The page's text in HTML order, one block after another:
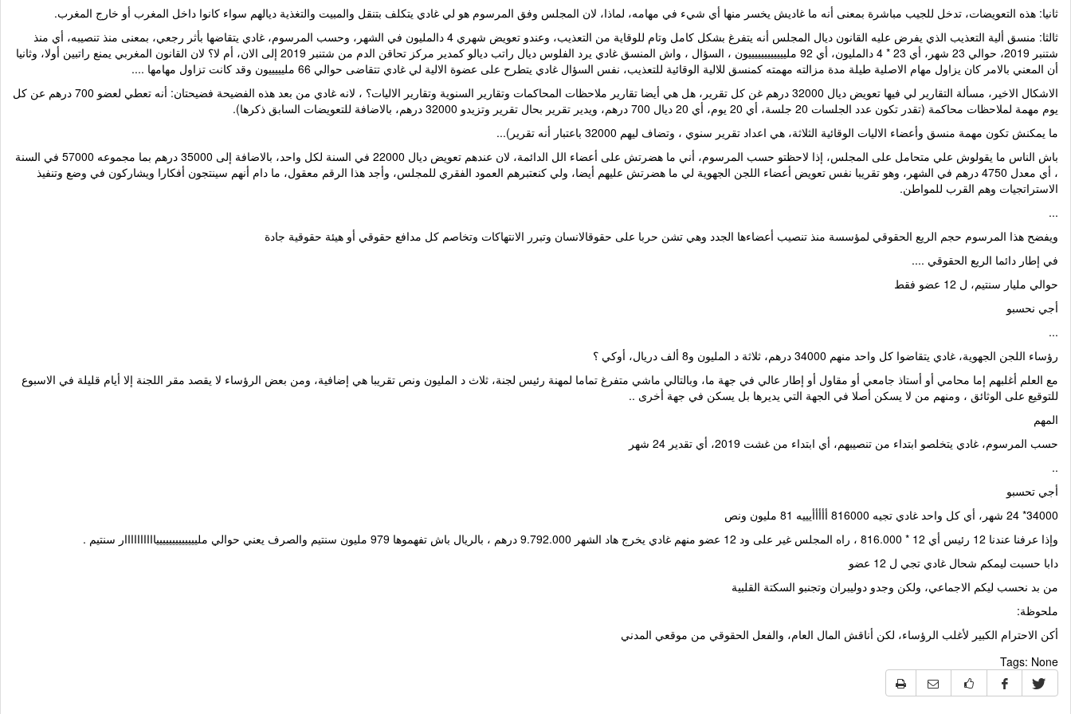
ثانيا: هذه التعويضات، تدخل للجيب مباشرة بمعنى أنه ما غاديش يخسر منها أي شيء في مهامه، لماذا، لان المجلس وفق المرسوم هو لي غادي يتكلف بتنقل والمبيت والتغذية ديالهم سواء كانوا داخل المغرب أو خارج المغرب.
ثالثا: منسق ألية التعذيب الذي يفرض عليه القانون ديال المجلس أنه يتفرغ بشكل كامل وتام للوقاية من التعذيب، وعندو تعويض شهري 4 دالمليون في الشهر، وحسب المرسوم، غادي يتقاضها بأثر رجعي، بمعنى منذ تنصيبه، أي منذ
شتنبر 2019، حوالي 23 شهر، أي 23 * 4 دالمليون، أي 92 ملييييييييييييون ، السؤال ، واش المنسق غادي يرد الفلوس ديال راتب ديالو كمدير مركز تحاقن الدم من شتنبر 2019 إلى الان، أم لا؟ لان القانون المغربي يمنع راتبين أولا، وثانيا
أن المعني بالامر كان يزاول مهام الاصلية طيلة مدة مزالته مهمته كمنسق للالية الوقائية للتعذيب، نفس السؤال غادي يتطرح على عضوة الالية لي غادي تتقاضى حوالي 66 مليييييون وقد كانت تزاول مهامها ....
الاشكال الاخير، مسألة التقارير لي فيها تعويض ديال 32000 درهم غن كل تقرير، هل هي أيضا تقارير ملاحظات المحاكمات وتقارير السنوية وتقارير الاليات؟ ، لانه غادي من بعد هذه الفضيحة فضيحتان: أنه تعطي لعضو 700 درهم عن كل
يوم مهمة لملاحظات محاكمة (تقدر تكون عدد الجلسات 20 جلسة، أي 20 يوم، أي 20 ديال 700 درهم، ويدير تقرير بحال تقرير وتزيدو 32000 درهم، بالاضافة للتعويضات السابق ذكرها).
ما يمكنش تكون مهمة منسق وأعضاء الاليات الوقائية الثلاثة، هي اعداد تقرير سنوي ، وتضاف ليهم 32000 باعتبار أنه تقرير)...
باش الناس ما يقولوش علي متحامل على المجلس، إذا لاحظتو حسب المرسوم، أني ما هضرتش على أعضاء الل الدائمة، لان عندهم تعويض ديال 22000 في السنة لكل واحد، بالاضافة إلى 35000 درهم بما مجموعه 57000 في السنة
، أي معدل 4750 درهم في الشهر، وهو تقريبا نفس تعويض أعضاء اللجن الجهوية لي ما هضرتش عليهم أيضا، ولي كنعتبرهم العمود الفقري للمجلس، وأجد هذا الرقم معقول، ما دام أنهم سينتجون أفكارا ويشاركون في وضع وتنفيذ
الاستراتجيات وهم القرب للمواطن.
...
ويفضح هذا المرسوم حجم الريع الحقوقي لمؤسسة منذ تنصيب أعضاءها الجدد وهي تشن حربا على حقوقالانسان وتبرر الانتهاكات وتخاصم كل مدافع حقوقي أو هيئة حقوقية جادة
في إطار دائما الريع الحقوقي ....
حوالي مليار سنتيم، ل 12 عضو فقط
أجي نحسبو
...
رؤساء اللجن الجهوية، غادي يتقاضوا كل واحد منهم 34000 درهم، ثلاثة د المليون و8 ألف دريال، أوكي ؟
مع العلم أغلبهم إما محامي أو أستاذ جامعي أو مقاول أو إطار عالي في جهة ما، وبالتالي ماشي متفرغ تماما لمهنة رئيس لجنة، ثلاث د المليون ونص تقريبا هي إضافية، ومن بعض الرؤساء لا يقصد مقر اللجنة إلا أيام قليلة في الاسبوع
للتوقيع على الوثائق ، ومنهم من لا يسكن أصلا في الجهة التي يديرها بل يسكن في جهة أخرى ..
المهم
حسب المرسوم، غادي يتخلصو ابتداء من تنصيبهم، أي ابتداء من غشت 2019، أي تقدير 24 شهر
..
أجي تحسبو
34000* 24 شهر، أي كل واحد غادي تجيه 816000 أأأأأيييه 81 مليون ونص
وإذا عرفنا عندنا 12 رئيس أي 12 * 816.000 ، راه المجلس غير على ود 12 عضو منهم غادي يخرج هاد الشهر 9.792.000 درهم ، بالريال باش تفهموها 979 مليون سنتيم والصرف يعني حوالي ملييييييييييييياااااااااار سنتيم .
دابا حسبت ليمكم شحال غادي تجي ل 12 عضو
من بد نحسب ليكم الاجماعي، ولكن وجدو دوليبران وتجنبو السكتة القلبية
ملحوظة:
أكن الاحترام الكبير لأغلب الرؤساء، لكن أناقش المال العام، والفعل الحقوقي من موقعي المدني
Tags: None